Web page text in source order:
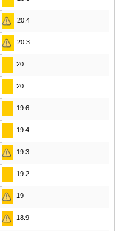
20.4
20.3
20
20
19.6
19.4
19.3
19.2
19
18.9